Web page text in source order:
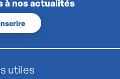
à nos actualités
utiles